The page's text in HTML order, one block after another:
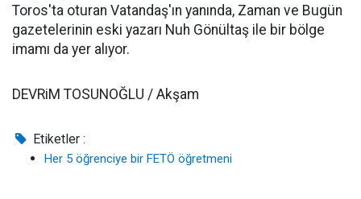
Toros'ta oturan Vatandaş'ın yanında, Zaman ve Bugün
gazetelerinin eski yazarı Nuh Gönültaş ile bir bölge
imamı da yer alıyor.
DEVRiM TOSUNOĞLU / Akşam
Etiketler :
Her 5 öğrenciye bir FETÖ öğretmeni